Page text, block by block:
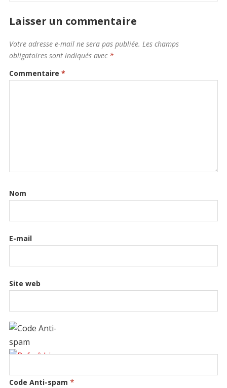
Laisser un commentaire
Votre adresse e-mail ne sera pas publiée. Les champs
obligatoires sont indiqués avec *
Commentaire *
Nom
E-mail
Site web
Code Anti-spam *